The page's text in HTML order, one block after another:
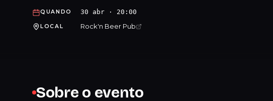
QUANDO 30 abr · 20:00
LOCAL Rock'n Beer Pub
Sobre o evento